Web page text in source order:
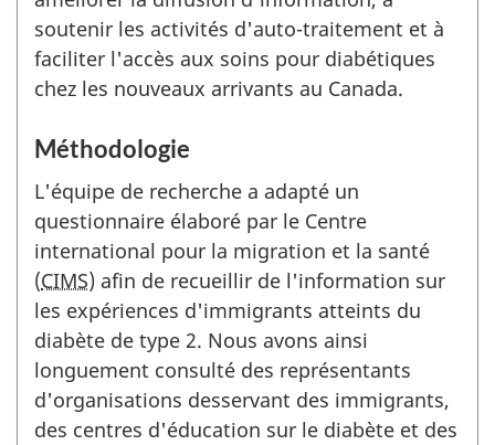
soutenir les activités d'auto-traitement et à
faciliter l'accès aux soins pour diabétiques
chez les nouveaux arrivants au Canada.
Méthodologie
L'équipe de recherche a adapté un
questionnaire élaboré par le Centre
international pour la migration et la santé
(CIMS) afin de recueillir de l'information sur
les expériences d'immigrants atteints du
diabète de type 2. Nous avons ainsi
longuement consulté des représentants
d'organisations desservant des immigrants,
des centres d'éducation sur le diabète et des